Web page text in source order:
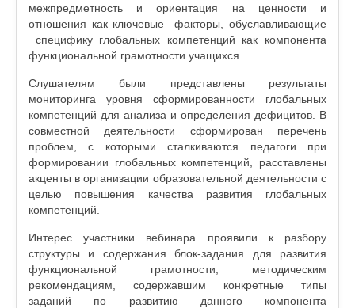
межпредметность и ориентация на ценности и
отношения как ключевые факторы, обуславливающие
специфику глобальных компетенций как компонента
функциональной грамотности учащихся.
Слушателям были представлены результаты
мониторинга уровня сформированности глобальных
компетенций для анализа и определения дефицитов. В
совместной деятельности сформирован перечень
проблем, с которыми сталкиваются педагоги при
формировании глобальных компетенций, расставлены
акценты в организации образовательной деятельности с
целью повышения качества развития глобальных
компетенций.
Интерес участники вебинара проявили к разбору
структуры и содержания блок-задания для развития
функциональной грамотности, методическим
рекомендациям, содержавшим конкретные типы
заданий по развитию данного компонента